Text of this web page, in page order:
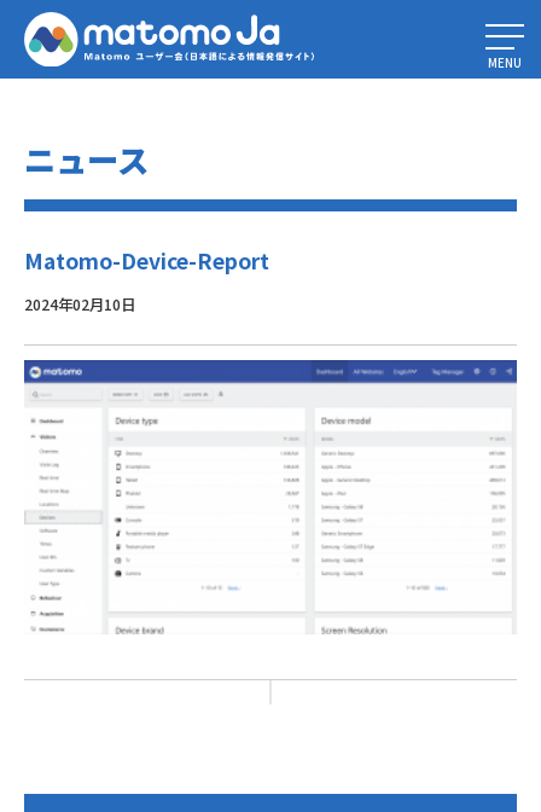
Home» ウェブ解析レポート： 10種類の主要レポートとその使い方
Matomo-Device-Report
MENU
ニュース
Matomo-Device-Report
2024年02月10日